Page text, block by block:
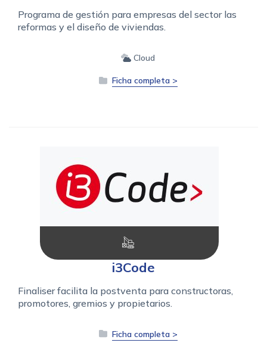
Programa de gestión para empresas del sector las
reformas y el diseño de viviendas.
Cloud
Ficha completa >
i3Code
Finaliser facilita la postventa para constructoras,
promotores, gremios y propietarios.
Ficha completa >